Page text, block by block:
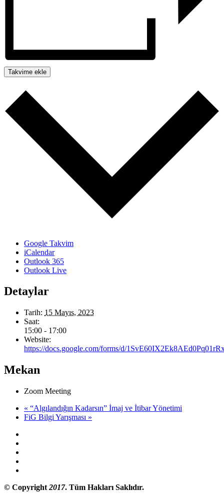
Takvime ekle
Google Takvim
iCalendar
Outlook 365
Outlook Live
Detaylar
Tarih: 15 Mayıs, 2023
Saat:
15:00 - 17:00
Website:
https://docs.google.com/forms/d/
Mekan
Zoom Meeting
« “Algılandığın Kadarsın” İmaj ve İtibar Yönetimi
FiG Bilgi Yarışması »
© Copyright 2017. Tüm Hakları Saklıdır.